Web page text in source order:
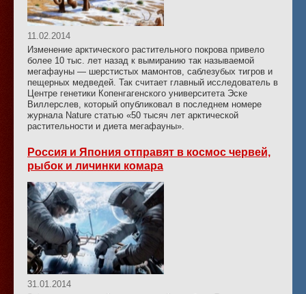
11.02.2014
Изменение арктического растительного покрова привело
более 10 тыс. лет назад к вымиранию так называемой
мегафауны — шерстистых мамонтов, саблезубых тигров и
пещерных медведей. Так считает главный исследователь в
Центре генетики Копенгагенского университета Эске
Виллерслев, который опубликовал в последнем номере
журнала Nature статью «50 тысяч лет арктической
растительности и диета мегафауны».
Россия и Япония отправят в космос червей,
рыбок и личинки комара
31.01.2014